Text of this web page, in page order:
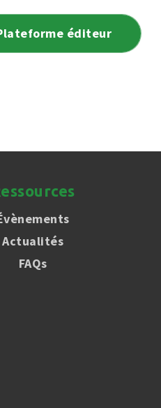
éditeur
Actualités
FAQs